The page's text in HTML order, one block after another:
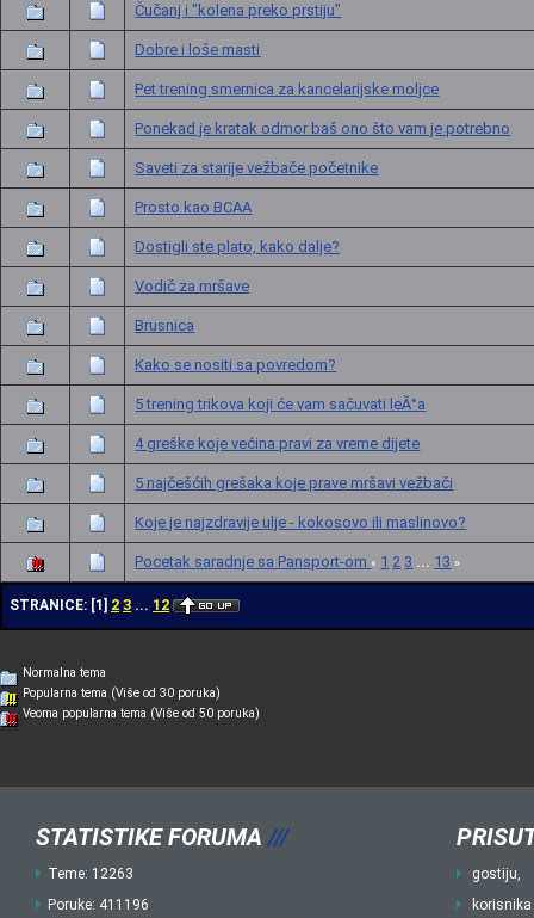
Čučanj i "kolena preko prstiju"
Dobre i loše masti
Pet trening smernica za kancelarijske moljce
Ponekad je kratak odmor baš ono što vam je potrebno
Saveti za starije vežbače početnike
Prosto kao BCAA
Dostigli ste plato, kako dalje?
Vodič za mršave
Brusnica
Kako se nositi sa povredom?
5 trening trikova koji će vam sačuvati leĂ°a
4 greške koje većina pravi za vreme dijete
5 najčešćih grešaka koje prave mršavi vežbači
Koje je najzdravije ulje - kokosovo ili maslinovo?
Pocetak saradnje sa Pansport-om « 1 2 3 ... 13 »
STRANICE: [1 ] 2 3 ... 12
Normalna tema
Popularna tema (Više od 30 poruka)
Veoma popularna tema (Više od 50 poruka)
STATISTIKE FORUMA ///
Teme: 12263
Poruke: 411196
gostiju,
korisnika